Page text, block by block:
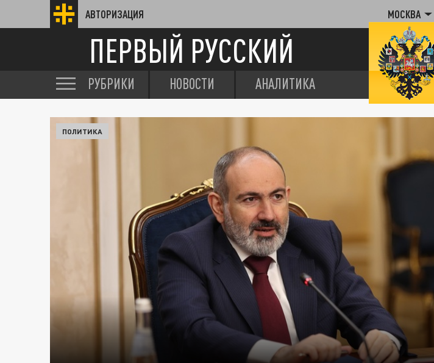
АВТОРИЗАЦИЯ МОСКВА
ПЕРВЫЙ РУССКИЙ
РУБРИКИ НОВОСТИ АНАЛИТИКА
ПОЛИТИКА